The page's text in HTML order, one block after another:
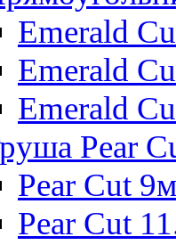
Emerald
Emerald
Emerald
Pear
Pear Cut
Pear Cut